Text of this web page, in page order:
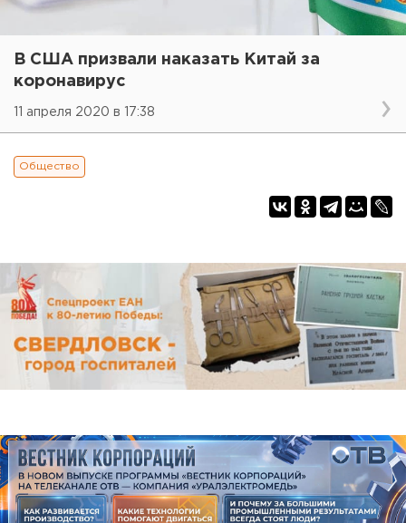
В США призвали наказать Китай за
коронавирус
11 апреля 2020 в 17:38
Общество